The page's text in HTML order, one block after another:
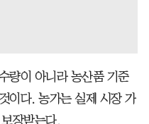
량이 아니라 농산품 기준
이다. 농가는 실제 시장 가
장받는다.